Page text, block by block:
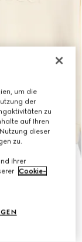
um die
der
zu
auf Ihren
dieser
zu.
ihrer
Cookie-